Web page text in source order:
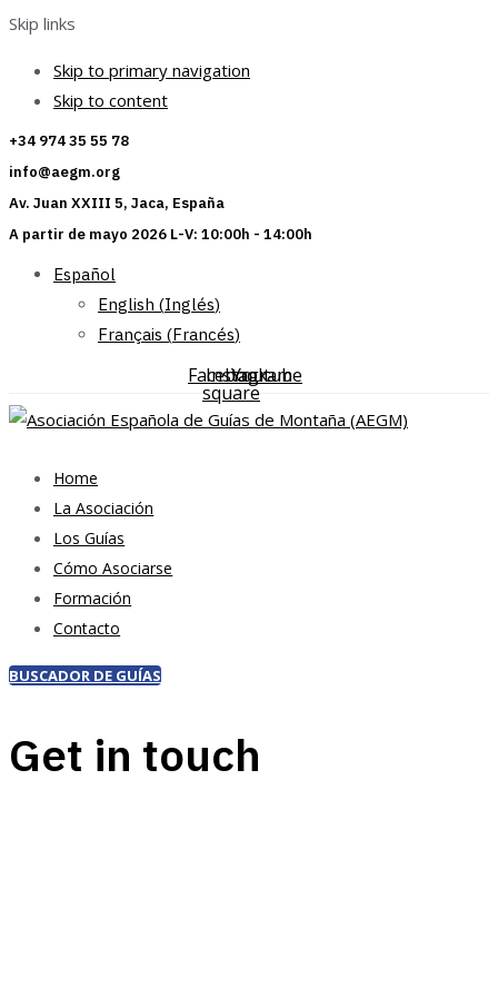
Skip links
Skip to primary navigation
Skip to content
+34 974 35 55 78
info@aegm.org
Av. Juan XXIII 5, Jaca, España
A partir de mayo 2026 L-V: 10:00h - 14:00h
Español
English (Inglés)
Français (Francés)
Facebook-
square
Instagram
Youtube
Home
La Asociación
Los Guías
Cómo Asociarse
Formación
Contacto
BUSCADOR DE GUÍAS
Get in touch